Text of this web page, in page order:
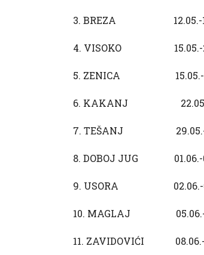
3. BREZA 12.05.-
4. VISOKO 15.05.-
5. ZENICA 15.05.-
6. KAKANJ 22.05.-
7. TEŠANJ 29.05.-
8. DOBOJ JUG 01.06.-
9. USORA 02.06.-
10. MAGLAJ 05.06.-
11. ZAVIDOVIĆI 08.06.-